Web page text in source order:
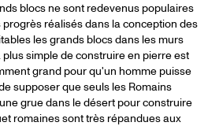
blocs ne sont redevenus populaires
réalisés dans la conception des
les grands blocs dans les murs
simple de construire en pierre est
grand pour qu'un homme puisse
supposer que seuls les Romains
grue dans le désert pour construire
romaines sont très répandues aux